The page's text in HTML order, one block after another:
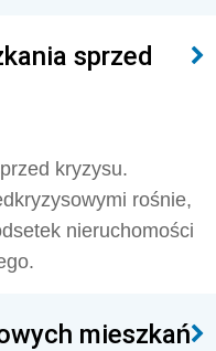
sprzed
kryzysu.
rośnie,
nieruchomości
mieszkań